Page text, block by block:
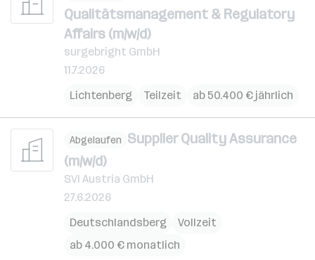
Qualitätsmanagement & Regulatory
Affairs (m/w/d)
surgebright GmbH
11.7.2026
Lichtenberg
Teilzeit ab 50.400 € jährlich
Abgelaufen Supplier Quality Assurance
(m/w/d)
SVI Austria GmbH
27.6.2026
Deutschlandsberg
Vollzeit
ab 4.000 € monatlich